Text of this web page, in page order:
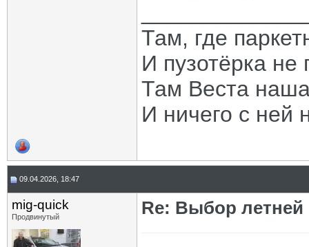
Там, где
И пузотёрка не
Там Веста
И ничего с ней
09.04.2026, 18:47
mig-quick
Продвинутый Re: Выбор летней